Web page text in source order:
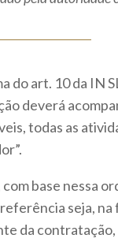
do art. 10 da IN
deverá
todas as
base nessa
seja, na
da